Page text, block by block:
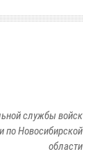
службы войск
по Новосибирской
области